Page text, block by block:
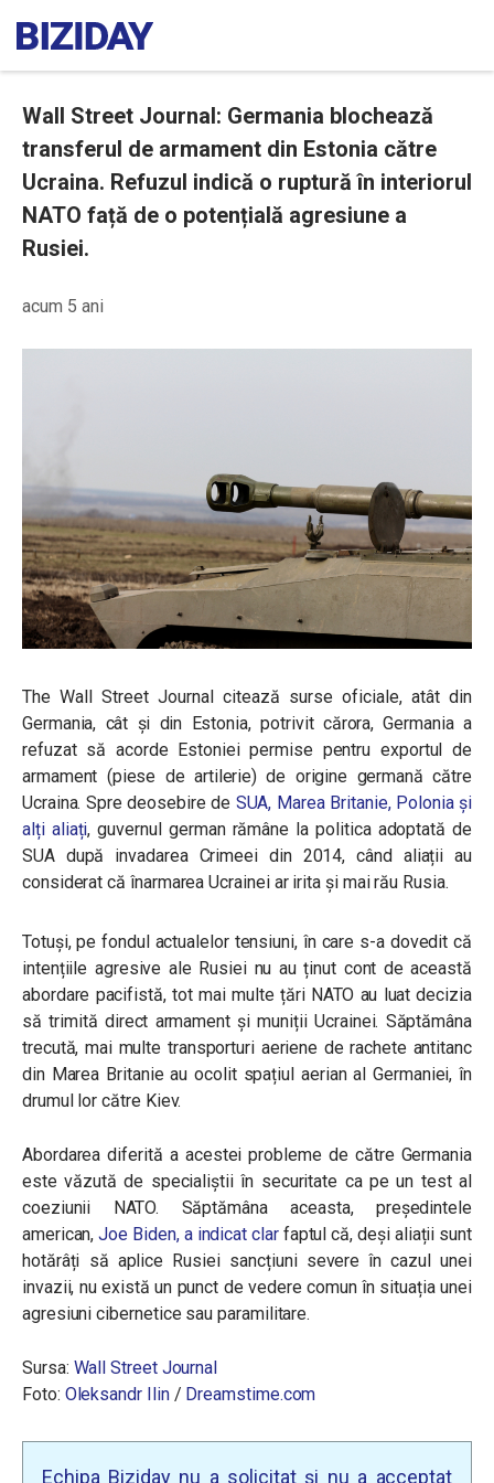
Wall Street Journal: Germania blochează
transferul de armament din Estonia către
Ucraina. Refuzul indică o ruptură în interiorul
NATO față de o potențială agresiune a
Rusiei.
acum 5 ani
The Wall Street Journal citează surse oficiale, atât din
Germania, cât și din Estonia, potrivit cărora, Germania a
refuzat să acorde Estoniei permise pentru exportul de
armament (piese de artilerie) de origine germană către
Ucraina. Spre deosebire de SUA, Marea Britanie, Polonia și
alți aliați, guvernul german rămâne la politica adoptată de
SUA după invadarea Crimeei din 2014, când aliații au
considerat că înarmarea Ucrainei ar irita și mai rău Rusia.
Totuși, pe fondul actualelor tensiuni, în care s-a dovedit că
intențiile agresive ale Rusiei nu au ținut cont de această
abordare pacifistă, tot mai multe țări NATO au luat decizia
să trimită direct armament și muniții Ucrainei. Săptămâna
trecută, mai multe transporturi aeriene de rachete antitanc
din Marea Britanie au ocolit spațiul aerian al Germaniei, în
drumul lor către Kiev.
Abordarea diferită a acestei probleme de către Germania
este văzută de specialiștii în securitate ca pe un test al
coeziunii NATO. Săptămâna aceasta, președintele
american,Joe Biden, a indicat clarfaptul că, deși aliații sunt
hotărâți să aplice Rusiei sancțiuni severe în cazul unei
invazii, nu există un punct de vedere comun în situația unei
agresiuni cibernetice sau paramilitare.
Sursa: Wall Street Journal
Foto: Oleksandr Ilin/ Dreamstime.com
Echipa Biziday nu a solicitat și nu a acceptat